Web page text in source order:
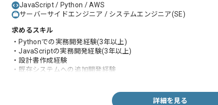
JavaScript / Python / AWS
サーバーサイドエンジニア / システムエンジニア(SE)
求めるスキル
・Pythonでの実務開発経験(3年以上)
・JavaScriptの実務開発経験(3年以上)
・設計書作成経験
・既存システムへの追加開発経験
詳細を見る